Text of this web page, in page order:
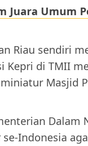
Juara Umum
Riau sendiri
Kepri di TMII
Masjid
Dalam
Indonesia